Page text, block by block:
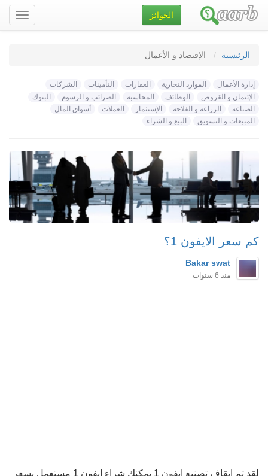
تصفح
الموقع
الجوائز
الرئيسية الإقتصاد و الأعمال
إدارة الأعمال الموارد التجارية العقارات التأمينات
الشركات
الإئتمان و القروض
الوظائف المحاسبة الضرائب و الرسوم
البنوك
الصناعة
الزراعة و الفلاحة الإستثمار العملات
أسواق المال
المبيعات و التسويق
البيع و الشراء
كم سعر الايفون 1؟
Bakar swat
منذ 6 سنوات
لقد تم ايقاف تصنيع ايفون 1 يمكنك شراء ايفون 1 مستعمل بسعر